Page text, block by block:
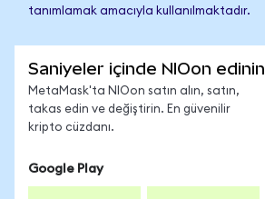
tanımlamak amacıyla kullanılmaktadır.
Saniyeler içinde NIOon edinin
MetaMask'ta NIOon satın alın, satın,
takas edin ve değiştirin. En güvenilir
kripto cüzdanı.
Google Play